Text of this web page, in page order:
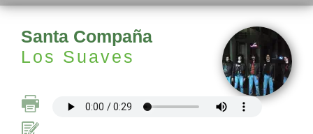
Santa Compaña
Los Suaves